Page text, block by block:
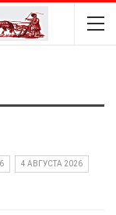
4 АВГУСТА 2026